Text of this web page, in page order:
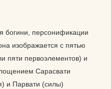
богини, персонификации
изображается с пятью
пяти первоэлементов) и
Сарасвати
и Парвати (силы)